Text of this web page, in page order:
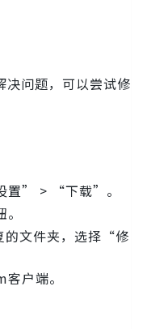
决问题，可以尝试修
置” > “下载”。
的文件夹，选择“修
户端。